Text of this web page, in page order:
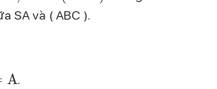
SA và ( ABC ).
.